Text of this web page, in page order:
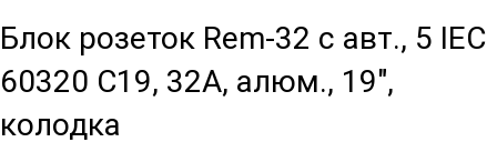
Блок розеток Rem-32 с авт., 5 IEC
60320 C19, 32А, алюм., 19",
колодка